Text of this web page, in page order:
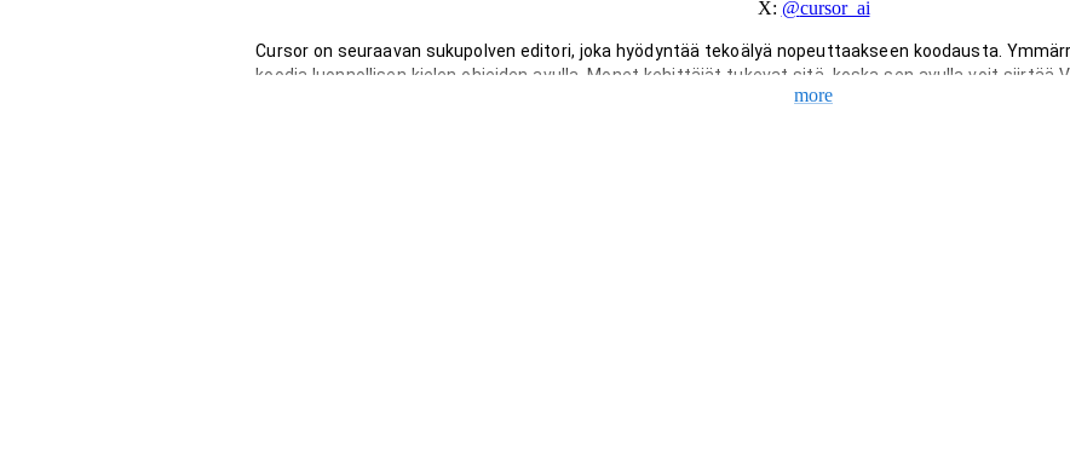
X: @cursor_ai
Cursor on seuraavan sukupolven editori, joka hyödyntää tekoälyä nopeuttaakseen koodausta.
koodia luonnollisen kielen ohjeiden avulla. Monet kehittäjät tukevat sitä, koska sen avulla voit siirtää
more